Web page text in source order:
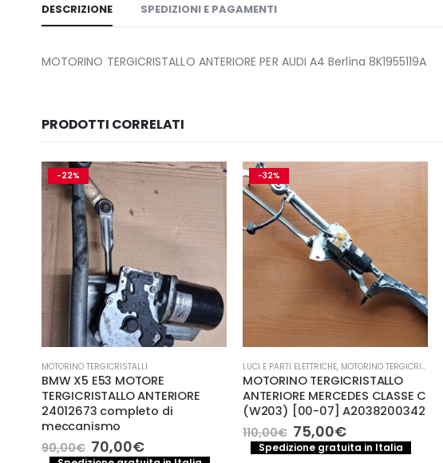
DESCRIZIONE SPEDIZIONI E PAGAMENTI
MOTORINO TERGICRISTALLO ANTERIORE PER AUDI A4 Berlina 8K1955119A
PRODOTTI CORRELATI
-22%
MOTORINO TERGICRISTALLI
BMW X5 E53 MOTORE
TERGICRISTALLO ANTERIORE
24012673 completo di
meccanismo
90,00€ Il
70,00€Il
-32%
LUCI E PARTI ELETTRICHE, MOTORINO TERGICRISTALLI
MOTORINO TERGICRISTALLO
ANTERIORE MERCEDES CLASSE C
(W203) [00-07] A2038200342
110,00€ Il
prezzo
75,00€Il
prezzo
Spedizione gratuita in Italia